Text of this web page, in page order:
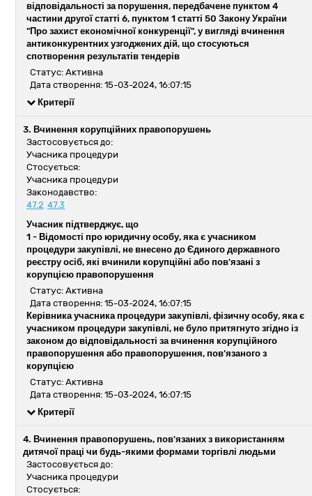
відповідальності за порушення, передбачене пунктом 4
частини другої статті 6, пунктом 1 статті 50 Закону України
"Про захист економічної конкуренції", у вигляді вчинення
антиконкурентних узгоджених дій, що стосуються
спотворення результатів тендерів
Статус: Активна
Дата створення: 15-03-2024, 16:07:15
Критерії
3. Вчинення корупційних правопорушень
Застосовується до:
Учасника процедури
Стосується:
Учасника процедури
Законодавство:
47.2 47.3
Учасник підтверджує, що
1 - Відомості про юридичну особу, яка є учасником
процедури закупівлі, не внесено до Єдиного державного
реєстру осіб, які вчинили корупційні або пов'язані з
корупцією правопорушення
Статус: Активна
Дата створення: 15-03-2024, 16:07:15
Керівника учасника процедури закупівлі, фізичну особу, яка є
учасником процедури закупівлі, не було притягнуто згідно із
законом до відповідальності за вчинення корупційного
правопорушення або правопорушення, пов’язаного з
корупцією
Статус: Активна
Дата створення: 15-03-2024, 16:07:15
Критерії
4. Вчинення правопорушень, пов'язаних з використанням
дитячої праці чи будь-якими формами торгівлі людьми
Застосовується до:
Учасника процедури
Стосується: